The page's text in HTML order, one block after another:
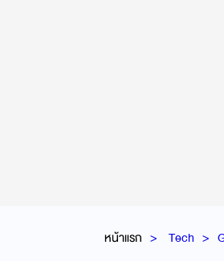
หน้าแรก Tech